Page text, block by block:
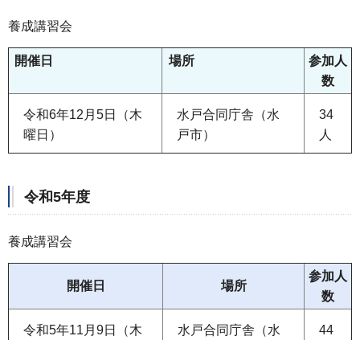
養成講習会
開催日 場所
参加人
数
令和6年12月5日（木
曜日）
水戸合同庁舎（水
戸市）
34
人
令和5年度
養成講習会
開催日 場所
参加人
数
令和5年11月9日（木
水戸合同庁舎（水
44